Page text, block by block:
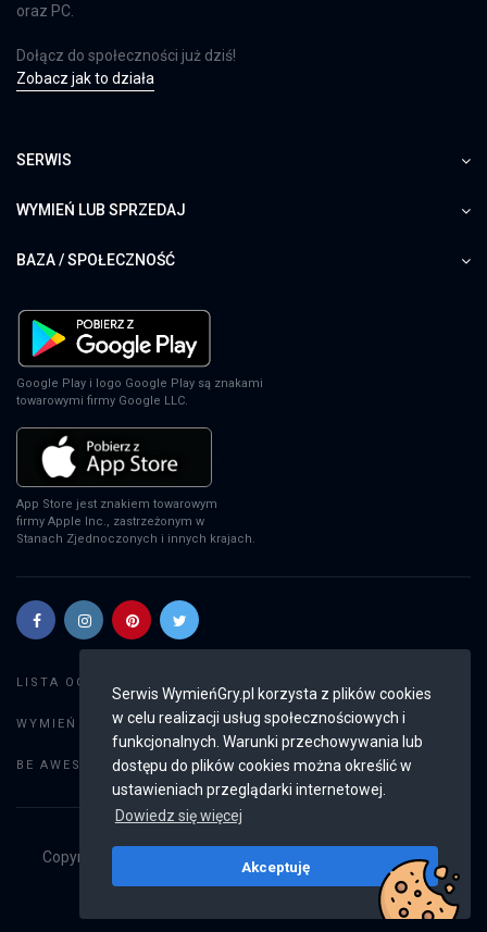
Serwis WymieńGry.pl korzysta z plików cookies
w celu realizacji usług społecznościowych i
funkcjonalnych. Warunki przechowywania lub
dostępu do plików cookies można określić w
ustawieniach przeglądarki internetowej.
Dowiedz się więcej
Akceptuję
oraz PC.
Dołącz do społeczności już dziś!
Zobacz jak to działa
SERWIS
WYMIEŃ LUB SPRZEDAJ
BAZA / SPOŁECZNOŚĆ
Google Play i logo Google Play są znakami
towarowymi firmy Google LLC.
App Store jest znakiem towarowym
firmy Apple Inc., zastrzeżonym w
Stanach Zjednoczonych i innych krajach.
LISTA OGŁOSZEŃ:
WYMIEŃ GRY: Dodaj ogłoszenie
BE AWESOME: Weryfikacja konta
Copyright © 2019 - 2026
Wszystkie prawa
v2.8.4